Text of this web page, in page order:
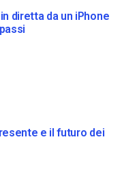
diretta da un iPhone
e il futuro dei